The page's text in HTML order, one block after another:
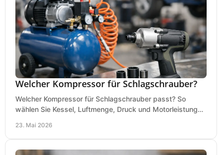
Welcher Kompressor für Schlagschrauber?
Welcher Kompressor für Schlagschrauber passt? So
wählen Sie Kessel, Luftmenge, Druck und Motorleistung
23. Mai 2026